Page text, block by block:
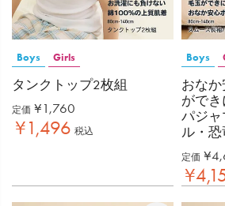
Boys Girls
タンクトップ2枚組
定価 ¥ 1,760
¥1,496 税込
Boys
おな
がで
パジ
ル・恐
定価 ¥
¥